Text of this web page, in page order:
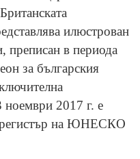
илюстрован
преписан в периода
за българския
ноември 2017 г. е
на ЮНЕСКО